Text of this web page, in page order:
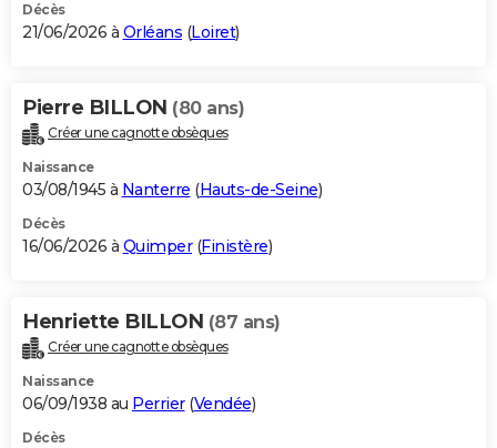
Décès
21/06/2026 à Orléans (Loiret)
Pierre BILLON (80 ans)
Créer une cagnotte obsèques
Naissance
03/08/1945 à Nanterre (Hauts-de-Seine)
Décès
16/06/2026 à Quimper(Finistère)
Henriette BILLON (87 ans)
Créer une cagnotte obsèques
Naissance
06/09/1938 au Perrier(Vendée)
Décès